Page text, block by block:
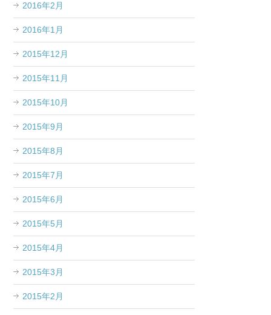
2016年2月
2016年1月
2015年12月
2015年11月
2015年10月
2015年9月
2015年8月
2015年7月
2015年6月
2015年5月
2015年4月
2015年3月
2015年2月